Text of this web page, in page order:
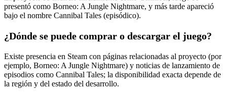
presentó como Borneo: A Jungle Nightmare, y más tarde apareció
bajo el nombre Cannibal Tales (episódico).
¿Dónde se puede comprar o descargar el juego?
Existe presencia en Steam con páginas relacionadas al proyecto (por
ejemplo, Borneo: A Jungle Nightmare) y noticias de lanzamiento de
episodios como Cannibal Tales; la disponibilidad exacta depende de
la región y del estado del desarrollo.